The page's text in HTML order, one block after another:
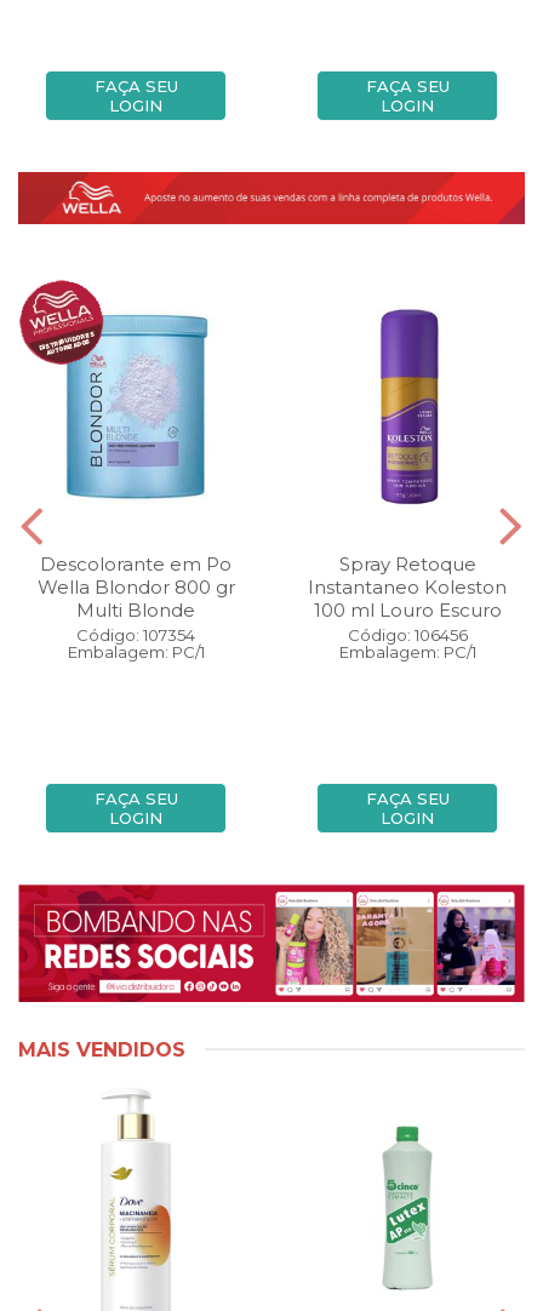
FAÇA SEU
LOGIN
FAÇA SEU
LOGIN
Descolorante em Po
Wella Blondor 800 gr
Multi Blonde
Código: 107354
Embalagem: PC/1
FAÇA SEU
LOGIN
Spray Retoque
Instantaneo Koleston
100 ml Louro Escuro
Código: 106456
Embalagem: PC/1
FAÇA SEU
LOGIN
MAIS VENDIDOS